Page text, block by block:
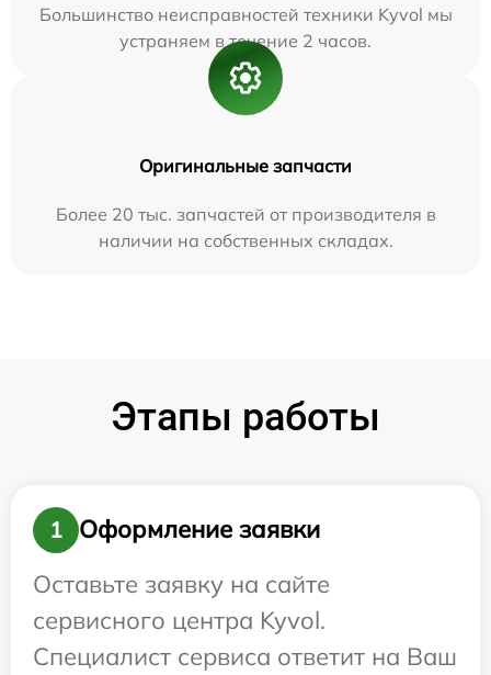
Большинство неисправностей техники Kyvol мы
устраняем в течение 2 часов.
Оригинальные запчасти
Более 20 тыс. запчастей от производителя в
наличии на собственных складах.
Этапы работы
1
Оформление заявки
Оставьте заявку на сайте
сервисного центра Kyvol.
Специалист сервиса ответит на Ваш